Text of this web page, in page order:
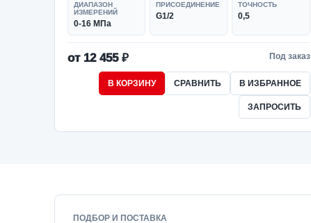
ДИАПАЗОН
ИЗМЕРЕНИЙ
0-16 МПа
ПРИСОЕДИНЕНИЕ
G1/2
ТОЧНОСТЬ
0,5
от 12 455 ₽ Под заказ
В КОРЗИНУ СРАВНИТЬ В ИЗБРАННОЕ
ЗАПРОСИТЬ
ПОДБОР И ПОСТАВКА